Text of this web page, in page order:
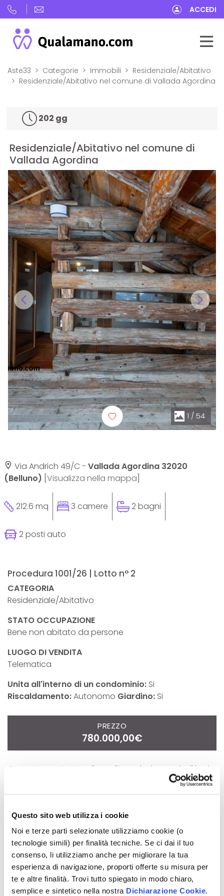
Questo sito web utilizza i cookie
Noi e terze parti selezionate utilizziamo cookie (o
tecnologie simili) per finalità tecniche. Se ci dai il tuo
consenso, li utilizziamo anche per migliorare la tua
esperienza di navigazione, proporti offerte su misura per
te e altre finalità. Trovi tutto spiegato in modo chiaro,
semplice e sintetico nella nostra Dichiarazione Cookie.
ACCEDI
Aste33 Categorie Immobili
Residenziale/Abitativo
Residenziale/Abitativo nel comune di Vallada Agordina
202 gg
Residenziale/Abitativo nel comune di
Vallada Agordina
1 / 54
Via Andrich 49/C - Vallada Agordina 32020
(Belluno) Visualizza nella mappa
212.6 mq 3 camere 2 bagni
2 posti auto
Procedura 1001/26 | Lotto n° 2
CATEGORIA
Residenziale/Abitativo
STATO OCCUPAZIONE
Bene non abitato da persone
LUOGO DI VENDITA
Telematica
Unita all'interno di un condominio: Si
Riscaldamento:Autonomo Giardino: Si
PREZZO
780.000,00€
Per poter contattare il venditore devi eseguire il login.
Planimetria Pdf | 1.83 MB